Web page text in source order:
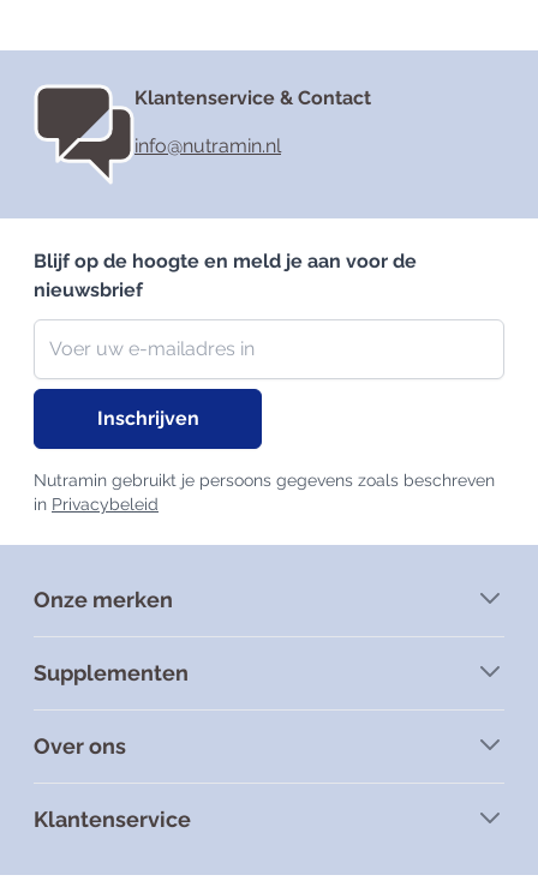
Klantenservice & Contact
info@nutramin.nl
Blijf op de hoogte en meld je aan voor de
nieuwsbrief
Nieuwsbrief
E-mailadres
Inschrijven
Nutramin gebruikt je persoons gegevens zoals beschreven
in Privacybeleid
Onze merken
Supplementen
Over ons
Klantenservice